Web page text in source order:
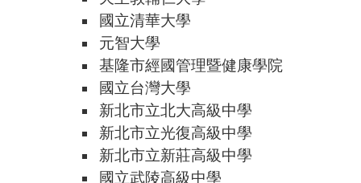
國立清華大學
元智大學
基隆市經國管理暨健康學院
國立台灣大學
新北市立北大高級中學
新北市立光復高級中學
新北市立新莊高級中學
國立武陵高級中學